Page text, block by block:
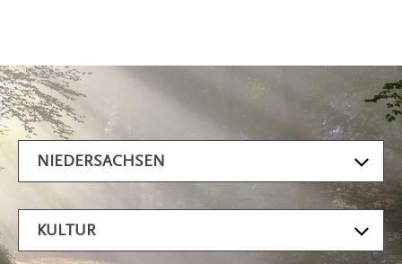
Artikel filtern
NIEDERSACHSEN
KULTUR